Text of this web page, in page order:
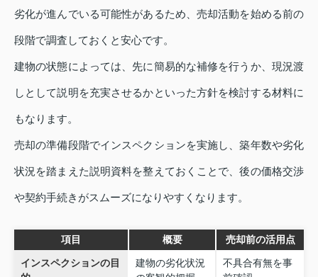
劣化が進んでいる可能性があるため、売却活動を始める前の
段階で調査しておくと安心です。
建物の状態によっては、先に簡易的な補修を行うか、現況渡
しとして説明を充実させるかといった方針を検討する材料に
もなります。
売却の準備段階でインスペクションを実施し、築年数や劣化
状況を踏まえた説明資料を整えておくことで、後の価格交渉
や契約手続きがスムーズになりやすくなります。
項目 概要 売却前の活用点
インスペクションの目
建物の劣化状況
不具合有無を事